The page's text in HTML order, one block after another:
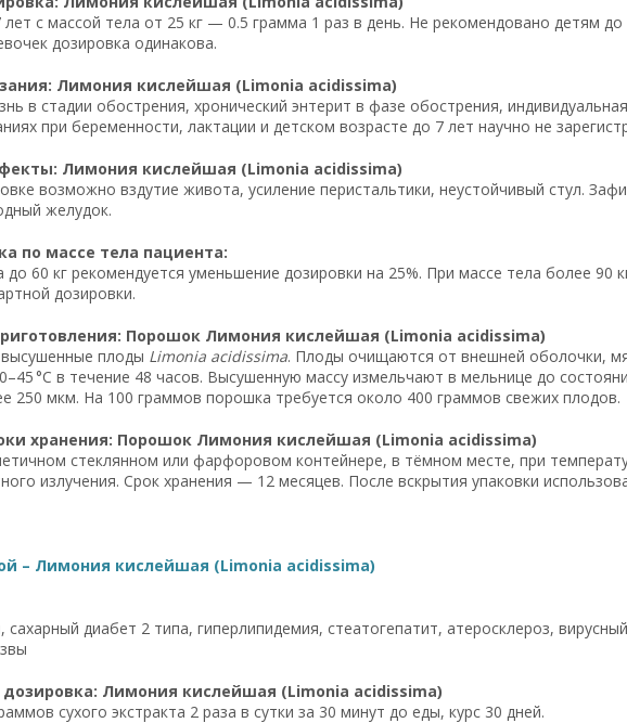
лет с массой тела от 25 кг — 0.5 грамма 1 раз в день. Не рекомендовано детям
дозировка одинакова.
Лимония кислейшая (Limonia acidissima)
в стадии обострения, хронический энтерит в фазе обострения,
при беременности, лактации и детском возрасте до 7 лет научно не
Лимония кислейшая (Limonia acidissima)
возможно вздутие живота, усиление перистальтики, неустойчивый стул.
желудок.
по массе тела пациента:
до 60 кг рекомендуется уменьшение дозировки на 25%. При массе тела более 90
дозировки.
Порошок Лимония кислейшая (Limonia acidissima)
плоды Limonia acidissima. Плоды очищаются от внешней оболочки,
°C в течение 48 часов. Высушенную массу измельчают в мельнице до
250 мкм. На 100 граммов порошка требуется около 400 граммов свежих плодов.
хранения: Порошок Лимония кислейшая (Limonia acidissima)
стеклянном или фарфоровом контейнере, в тёмном месте, при
излучения. Срок хранения — 12 месяцев. После вскрытия упаковки
– Лимония кислейшая (Limonia acidissima)
сахарный диабет 2 типа, гиперлипидемия, стеатогепатит, атеросклероз,
Лимония кислейшая (Limonia acidissima)
сухого экстракта 2 раза в сутки за 30 минут до еды, курс 30 дней.